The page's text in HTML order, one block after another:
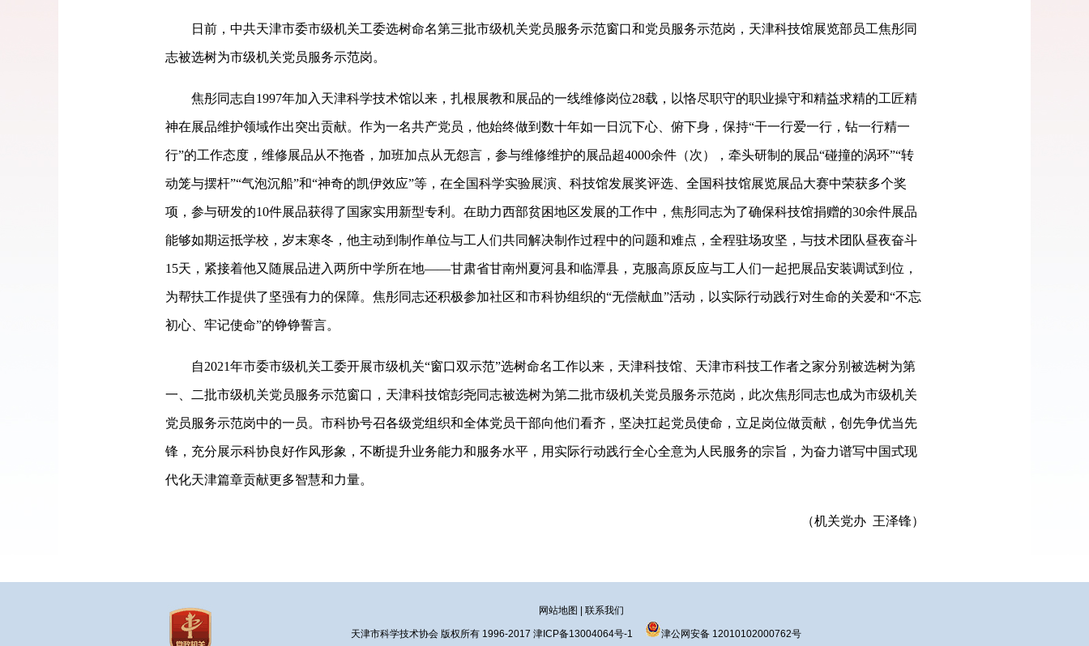
日前，中共天津市委市级机关工委选树命名第三批市级机关党员服务示范窗口和党员服务示范岗，天津科技馆展览部员工焦彤同
志被选树为市级机关党员服务示范岗。
焦彤同志自1997年加入天津科学技术馆以来，扎根展教和展品的一线维修岗位28载，以恪尽职守的职业操守和精益求精的工匠精
神在展品维护领域作出突出贡献。作为一名共产党员，他始终做到数十年如一日沉下心、俯下身，保持“干一行爱一行，钻一行精一
行”的工作态度，维修展品从不拖沓，加班加点从无怨言，参与维修维护的展品超4000余件（次），牵头研制的展品“碰撞的涡环”“转
动笼与摆杆”“气泡沉船”和“神奇的凯伊效应”等，在全国科学实验展演、科技馆发展奖评选、全国科技馆展览展品大赛中荣获多个奖
项，参与研发的10件展品获得了国家实用新型专利。在助力西部贫困地区发展的工作中，焦彤同志为了确保科技馆捐赠的30余件展品
能够如期运抵学校，岁末寒冬，他主动到制作单位与工人们共同解决制作过程中的问题和难点，全程驻场攻坚，与技术团队昼夜奋斗
15天，紧接着他又随展品进入两所中学所在地——甘肃省甘南州夏河县和临潭县，克服高原反应与工人们一起把展品安装调试到位，
为帮扶工作提供了坚强有力的保障。焦彤同志还积极参加社区和市科协组织的“无偿献血”活动，以实际行动践行对生命的关爱和“不忘
初心、牢记使命”的铮铮誓言。
自2021年市委市级机关工委开展市级机关“窗口双示范”选树命名工作以来，天津科技馆、天津市科技工作者之家分别被选树为第
一、二批市级机关党员服务示范窗口，天津科技馆彭尧同志被选树为第二批市级机关党员服务示范岗，此次焦彤同志也成为市级机关
党员服务示范岗中的一员。市科协号召各级党组织和全体党员干部向他们看齐，坚决扛起党员使命，立足岗位做贡献，创先争优当先
锋，充分展示科协良好作风形象，不断提升业务能力和服务水平，用实际行动践行全心全意为人民服务的宗旨，为奋力谱写中国式现
代化天津篇章贡献更多智慧和力量。
（机关党办 王泽锋）
网站地图 联系我们
天津市科学技术协会 版权所有 1996-2017 津ICP备13004064号-1 津公网安备 12010102000762号